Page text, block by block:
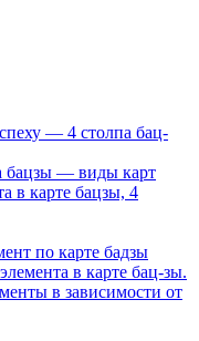
— 4 столпа бац-
бацзы — виды карт
в карте бацзы, 4
по карте бадзы
в карте бац-зы.
в зависимости от